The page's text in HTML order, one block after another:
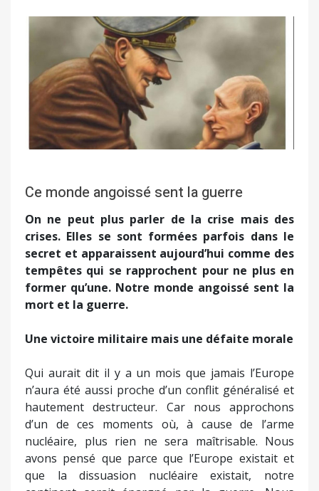
Ce monde angoissé sent la guerre
On ne peut plus parler de la crise mais des
crises. Elles se sont formées parfois dans le
secret et apparaissent aujourd’hui comme des
tempêtes qui se rapprochent pour ne plus en
former qu’une. Notre monde angoissé sent la
mort et la guerre.
Une victoire militaire mais une défaite morale
Qui aurait dit il y a un mois que jamais l’Europe
n’aura été aussi proche d’un conflit généralisé et
hautement destructeur. Car nous approchons
d’un de ces moments où, à cause de l’arme
nucléaire, plus rien ne sera maîtrisable. Nous
avons pensé que parce que l’Europe existait et
que la dissuasion nucléaire existait, notre